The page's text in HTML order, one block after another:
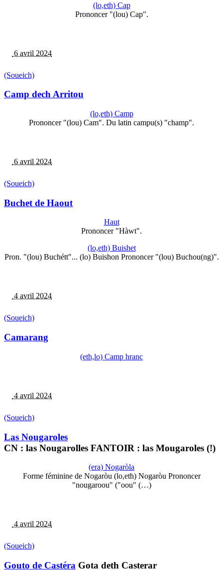
(lo,eth) Cap
Prononcer "(lou) Cap".
6 avril 2024
(Soueich)
Camp dech Arritou
(lo,eth) Camp
Prononcer "(lou) Cam". Du latin campu(s) "champ".
6 avril 2024
(Soueich)
Buchet de Haout
Haut
Prononcer "Hàwt".
(lo,eth) Buishet
Pron. "(lou) Buchétt"... (lo) Buishon Prononcer "(lou) Buchou(ng)".
4 avril 2024
(Soueich)
Camarang
(eth,lo) Camp hranc
4 avril 2024
(Soueich)
Las Nougaroles
CN : las Nougarolles FANTOIR : las Mougaroles (!)
(era) Nogaròla
Forme féminine de Nogaròu (lo,eth) Nogaròu Prononcer
"nougaroou" ("oou" (…)
4 avril 2024
(Soueich)
Gouto de Castéra Gota deth Casterar